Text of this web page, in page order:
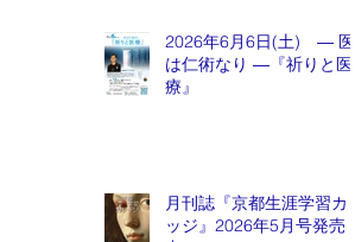
2026年6月6日(土) ― 医
は仁術なり ―『祈りと医
療』
月刊誌『京都生涯学習カレ
ッジ』2026年5月号発売